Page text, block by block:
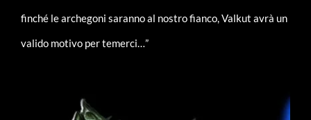
finché le archegoni saranno al nostro fianco, Valkut avrà un
valido motivo per temerci…”